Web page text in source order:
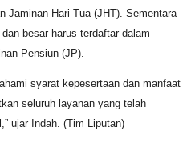
Jaminan Hari Tua (JHT). Sementara
besar harus terdaftar dalam
Pensiun (JP).
syarat kepesertaan dan manfaat
seluruh layanan yang telah
ujar Indah. (Tim Liputan)